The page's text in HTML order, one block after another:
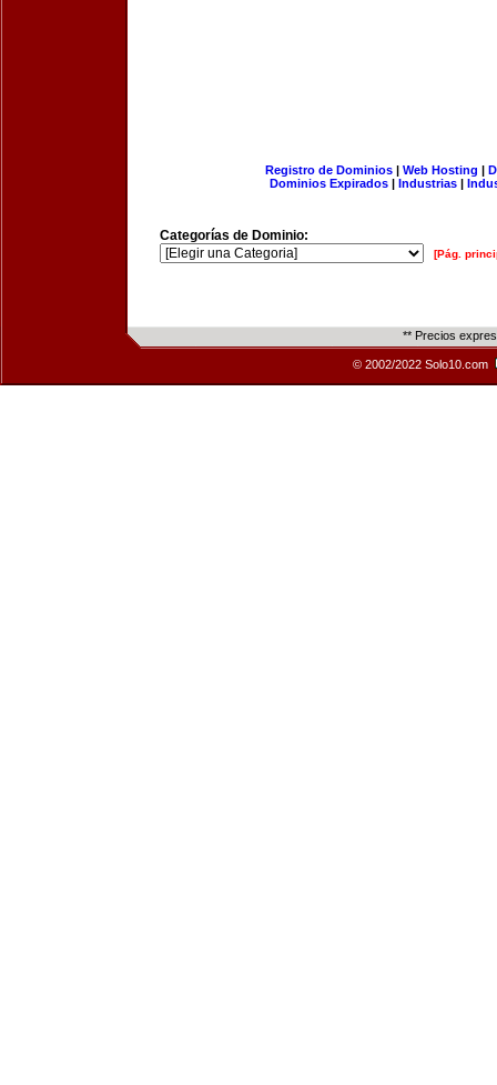
Registro de Dominios| Web Hosting |
Dominios Expirados | Industrias |
Categorías de Dominio:
[Pág.
** Precios
© 2002/2022 Solo10.com